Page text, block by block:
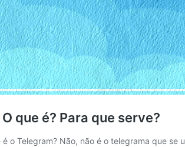
que é? Para que serve?
é o Telegram? Não, não é o telegrama que